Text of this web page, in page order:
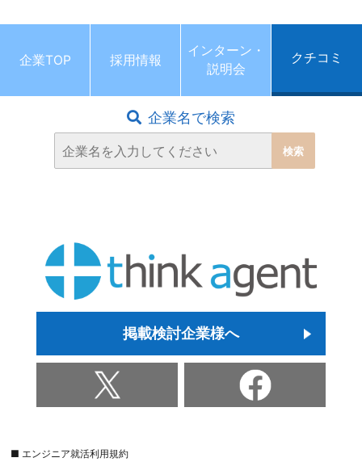
企業TOP 採用情報
インターン・
説明会
クチコミ
企業名で検索
掲載検討企業様へ
■ エンジニア就活利用規約